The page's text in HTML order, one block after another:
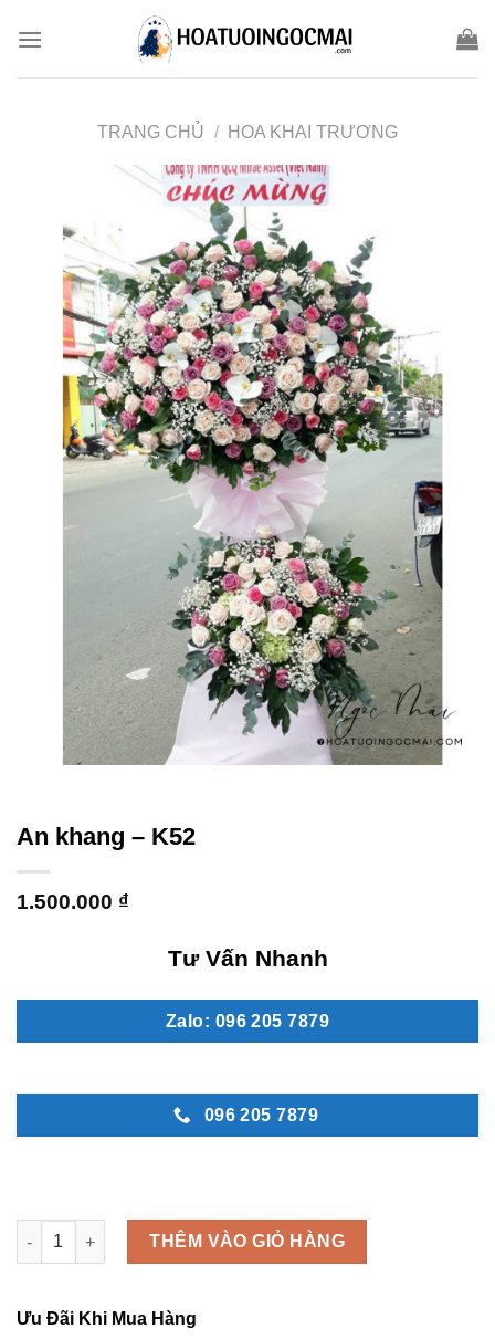
TRANG CHỦ / HOA KHAI TRƯƠNG
An khang – K52
1.500.000 ₫
Tư Vấn Nhanh
Zalo: 096 205 7879
096 205 7879
An khang - K52 số lượng
THÊM VÀO GIỎ HÀNG
Ưu Đãi Khi Mua Hàng